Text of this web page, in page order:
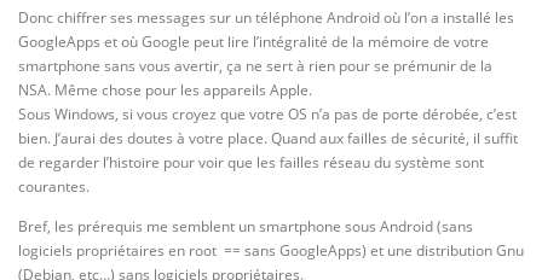
Donc chiffrer ses messages sur un téléphone Android où l’on a installé les
GoogleApps et où Google peut lire l’intégralité de la mémoire de votre
smartphone sans vous avertir, ça ne sert à rien pour se prémunir de la
NSA. Même chose pour les appareils Apple.
Sous Windows, si vous croyez que votre OS n’a pas de porte dérobée, c’est
bien. J’aurai des doutes à votre place. Quand aux failles de sécurité, il suffit
de regarder l’histoire pour voir que les failles réseau du système sont
courantes.
Bref, les prérequis me semblent un smartphone sous Android (sans
logiciels propriétaires en root == sans GoogleApps) et une distribution Gnu
(Debian, etc…) sans logiciels propriétaires.